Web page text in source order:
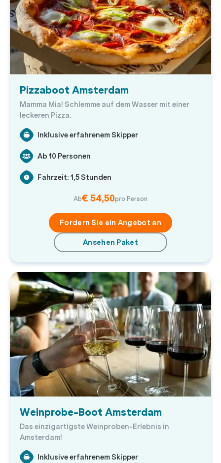
Pizzaboot Amsterdam
Mamma Mia! Schlemme auf dem Wasser mit einer
leckeren Pizza.
Inklusive erfahrenem Skipper
Ab 10 Personen
Fahrzeit: 1,5 Stunden
Ab€ 54,50pro Person
Fordern Sie ein Angebot an
Ansehen Paket
Weinprobe-Boot Amsterdam
Das einzigartigste Weinproben-Erlebnis in
Amsterdam!
Inklusive erfahrenem Skipper